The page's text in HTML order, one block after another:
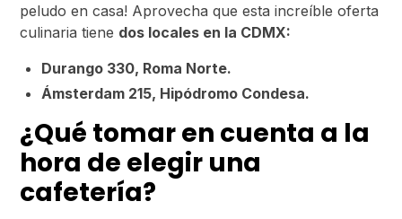
peludo en casa! Aprovecha que esta increíble oferta
culinaria tiene dos locales en la CDMX:
Durango 330, Roma Norte.
Ámsterdam 215, Hipódromo Condesa.
¿Qué tomar en cuenta a la
hora de elegir una
cafetería?